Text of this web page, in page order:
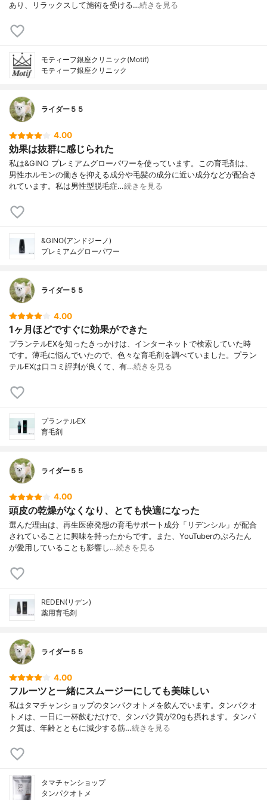
あり、リラックスして施術を受ける…続きを見る
モティーフ銀座クリニック(Motif)
モティーフ銀座クリニック
ライダー５５
4.00
効果は抜群に感じられた
私は&GINO プレミアムグローパワーを使っています。この育毛剤は、
男性ホルモンの働きを抑える成分や毛髪の成分に近い成分などが配合さ
れています。私は男性型脱毛症…続きを見る
&GINO(アンドジーノ)
プレミアムグローパワー
ライダー５５
4.00
1ヶ月ほどですぐに効果ができた
プランテルEXを知ったきっかけは、インターネットで検索していた時
です。薄毛に悩んでいたので、色々な育毛剤を調べていました。プラン
テルEXは口コミ評判が良くて、有…続きを見る
プランテルEX
育毛剤
ライダー５５
4.00
頭皮の乾燥がなくなり、とても快適になった
選んだ理由は、再生医療発想の育毛サポート成分「リデンシル」が配合
されていることに興味を持ったからです。また、YouTuberのぷろたん
が愛用していることも影響し…続きを見る
REDEN(リデン)
薬用育毛剤
ライダー５５
4.00
フルーツと一緒にスムージーにしても美味しい
私はタマチャンショップのタンパクオトメを飲んでいます。タンパクオ
トメは、一日に一杯飲むだけで、タンパク質が20gも摂れます。タンパ
ク質は、年齢とともに減少する筋…続きを見る
タマチャンショップ
タンパクオトメ